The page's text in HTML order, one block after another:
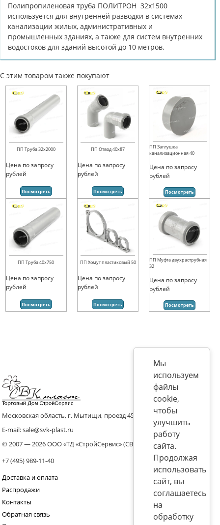
Полипропиленовая труба ПОЛИТРОН 32х1500
используется для внутренней разводки в системах
канализации жилых, административных и
промышленных зданиях, а также для систем внутренних
водостоков для зданий высотой до 10 метров.
С этим товаром также покупают
ПП Труба 32х2000
Цена по запросу
рублей
Посмотреть
ПП Отвод 40х87
Цена по запросу
рублей
Посмотреть
ПП Заглушка
канализационная 40
Цена по запросу
рублей
Посмотреть
ПП Труба 40х750
Цена по запросу
рублей
Посмотреть
ПП Хомут пластиковый 50
Цена по запросу
рублей
Посмотреть
ПП Муфта двухраструбная
32
Цена по запросу
рублей
Посмотреть
Московская область, г. Мытищи, проезд 4536 владение 8, стр.10
E-mail: sale@svk-plast.ru
© 2007 — 2026 ООО «ТД «СтройСервис» (СВК)
+7 (495) 989-11-40
Доставка и оплата
Распродажи
Контакты
Обратная связь
Мы
используем
файлы
cookie,
чтобы
улучшить
работу
сайта.
Продолжая
использовать
сайт, вы
соглашаетесь
на
обработку